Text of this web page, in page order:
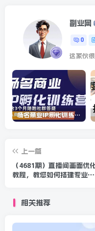
副业网
0
这家伙
杨名商业IP孵化训练营，从商业到内容到转化一站式学 价值5980元
上一篇
（4681期）直播间画面优
教程，教您如何搭建专业的
相关推荐